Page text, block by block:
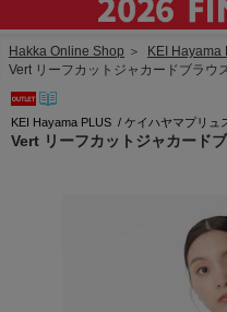
Hakka Online Shop ＞ KEI Hayama
Vert リーフカットジャカードブラウ
KEI Hayama PLUS / ケイハヤマプリュ
Vert リーフカットジャカード